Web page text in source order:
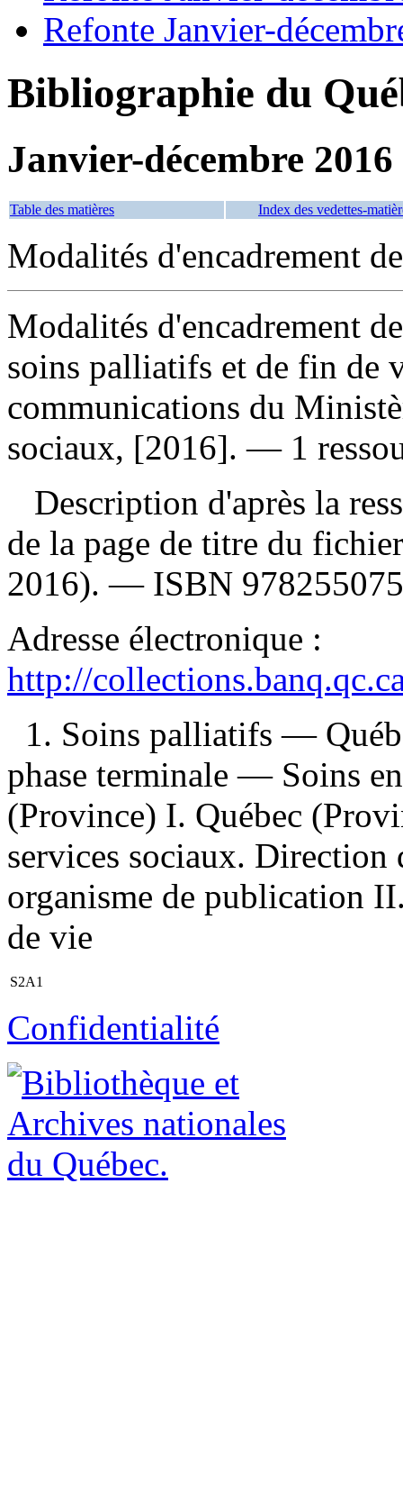
Refonte Janvier-
Bibliographie du
Janvier-décembre 2016
Table des matières Index des vedettes-
Modalités d'encadrement
Modalités d'encadrement
soins palliatifs et de fin de
communications du
sociaux, [2016]. — 1
Description d'après la
de la page de titre du
2016). — ISBN
Adresse électronique :
http://
1. Soins palliatifs —
phase terminale — Soins
(Province) I. Québec
services sociaux.
organisme de publication
de vie
S2A1
Confidentialité